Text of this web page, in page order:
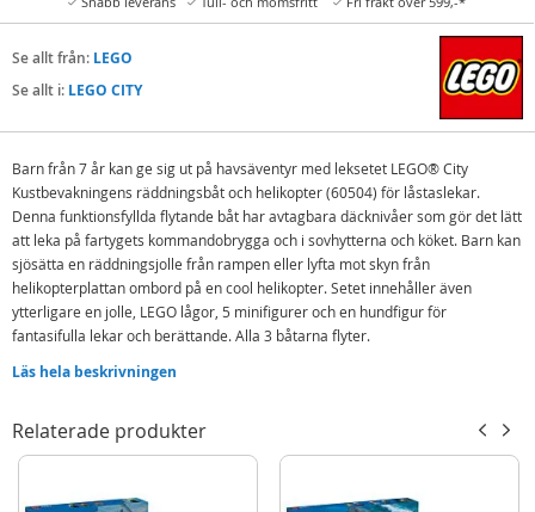
Se allt från: LEGO
Se allt i: LEGO CITY
Barn från 7 år kan ge sig ut på havsäventyr med leksetet LEGO® City
Kustbevakningens räddningsbåt och helikopter (60504) för låstaslekar.
Denna funktionsfyllda flytande båt har avtagbara däcknivåer som gör det lätt
att leka på fartygets kommandobrygga och i sovhytterna och köket. Barn kan
sjösätta en räddningsjolle från rampen eller lyfta mot skyn från
helikopterplattan ombord på en cool helikopter. Setet innehåller även
ytterligare en jolle, LEGO lågor, 5 minifigurer och en hundfigur för
fantasifulla lekar och berättande. Alla 3 båtarna flyter.
eller födelsedagspresent för pojkar och flickor som älskar handgriplig
sortimentet för fler spännande äventyr.
Barn kan ha roligt med intuitivt byggande med detta byggset för låtsaslek i
samtidigt som de sparar och följer sina framsteg. Setet innehåller 742 delar.
Läs hela beskrivningen
Relaterade produkter